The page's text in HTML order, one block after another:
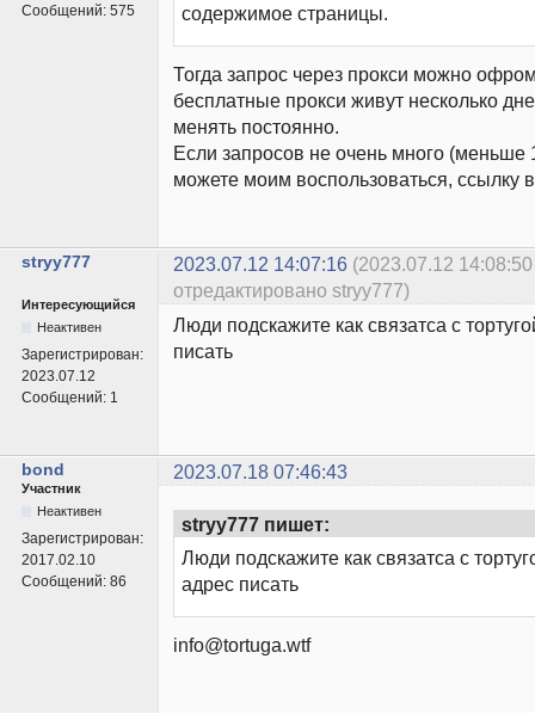
Сообщений: 575
содержимое страницы.
Тогда запрос через прокси можно
бесплатные прокси живут несколько
менять постоянно.
Если запросов не очень много (меньше
можете моим воспользоваться, ссылку
stryy777 2023.07.12 14:07:16 (2023.07.12 14:08:50
отредактировано stryy777)
Интересующийся
Неактивен
Зарегистрирован:
2023.07.12
Сообщений: 1
Люди подскажите как связатса с
писать
bond 2023.07.18 07:46:43
Участник
Неактивен
Зарегистрирован:
2017.02.10
Сообщений: 86
stryy777 пишет:
Люди подскажите как связатса с
адрес писать
info@tortuga.wtf